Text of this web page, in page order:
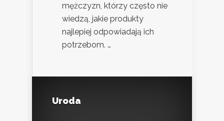
mężczyzn, którzy często nie
wiedzą, jakie produkty
najlepiej odpowiadają ich
potrzebom. …
Uroda